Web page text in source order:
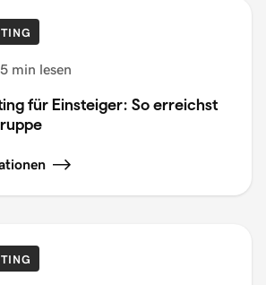
5 min lesen
für Einsteiger: So erreichst